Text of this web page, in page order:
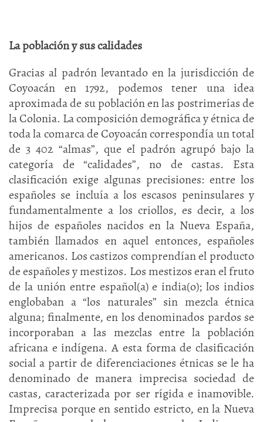
La población y sus calidades
Gracias al padrón levantado en la jurisdicción de
Coyoacán en 1792, podemos tener una idea
aproximada de su población en las postrimerías de
la Colonia. La composición demográfica y étnica de
toda la comarca de Coyoacán correspondía un total
de 3 402 “almas”, que el padrón agrupó bajo la
categoría de “calidades”, no de castas. Esta
clasificación exige algunas precisiones: entre los
españoles se incluía a los escasos peninsulares y
fundamentalmente a los criollos, es decir, a los
hijos de españoles nacidos en la Nueva España,
también llamados en aquel entonces, españoles
americanos. Los castizos comprendían el producto
de españoles y mestizos. Los mestizos eran el fruto
de la unión entre español(a) e india(o); los indios
englobaban a “los naturales” sin mezcla étnica
alguna; finalmente, en los denominados pardos se
incorporaban a las mezclas entre la población
africana e indígena. A esta forma de clasificación
social a partir de diferenciaciones étnicas se le ha
denominado de manera imprecisa sociedad de
castas, caracterizada por ser rígida e inamovible.
Imprecisa porque en sentido estricto, en la Nueva